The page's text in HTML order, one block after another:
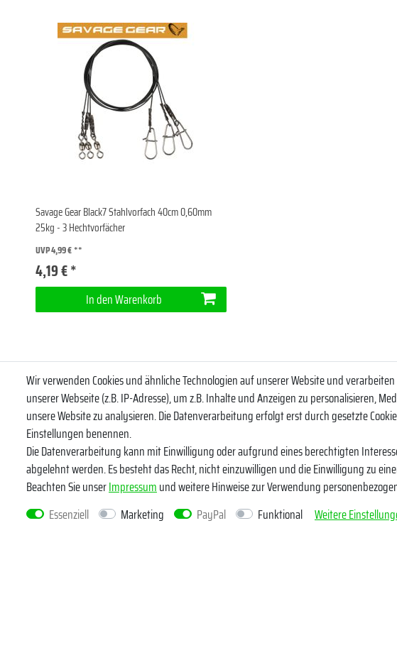
Savage Gear Black7 Stahlvorfach 40cm 0,60mm
25kg - 3 Hechtvorfächer
UVP 4,99 €
4,19 € *
In den Warenkorb
Abonniere unseren Newsletter
E-MAIL **
Newsletter
Honig
Hiermit bestätige ich, dass ich die
Wir verwenden Cookies und ähnliche Technologien auf unserer Website und
unserer Webseite (z.B. IP-Adresse), um z.B. Inhalte und Anzeigen zu personalisieren,
unsere Website zu analysieren. Die Datenverarbeitung erfolgt erst durch gesetzte
Einstellungen benennen.
Die Datenverarbeitung kann mit Einwilligung oder aufgrund eines berechtigten
abgelehnt werden. Es besteht das Recht, nicht einzuwilligen und die Einwilligung zu
Beachten Sie unserImpressumund weitere Hinweise zur Verwendung
Essenziell
Marketing PayPal Funktional Weitere